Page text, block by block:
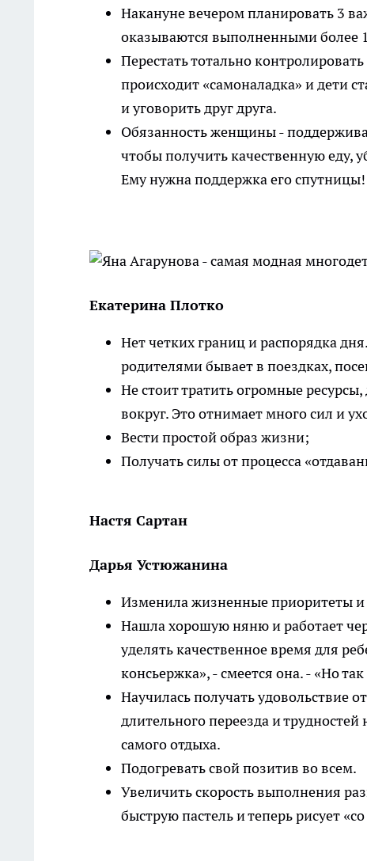
Накануне вечером планировать 3
оказываются выполненными более
Перестать тотально
происходит «самоналадка» и дети
и уговорить друг друга.
Обязанность женщины -
чтобы получить качественную еду,
Ему нужна поддержка его спутницы!
Екатерина Плотко
Нет четких границ и распорядка
родителями бывает в поездках,
Не стоит тратить огромные
вокруг. Это отнимает много сил и
Вести простой образ жизни;
Получать силы от процесса
Настя Сартан
Дарья Устюжанина
Изменила жизненные приоритеты и
Нашла хорошую няню и работает
уделять качественное время для
консьержка», - смеется она. - «Но
Научилась получать удовольствие
длительного переезда и
самого отдыха.
Подогревать свой позитив во всем.
Увеличить скорость выполнения
быструю пастель и теперь рисует